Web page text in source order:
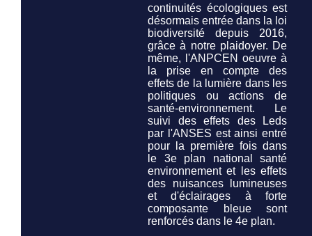
continuités écologiques est
désormais entrée dans la loi
biodiversité depuis 2016,
grâce à notre plaidoyer. De
même, l'ANPCEN oeuvre à
la prise en compte des
effets de la lumière dans les
politiques ou actions de
santé-environnement. Le
suivi des effets des Leds
par l'ANSES est ainsi entré
pour la première fois dans
le 3e plan national santé
environnement et les effets
des nuisances lumineuses
et d'éclairages à forte
composante bleue sont
renforcés dans le 4e plan.